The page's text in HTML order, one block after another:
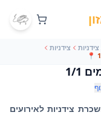
צידניות
📍
1/1 להשכרה, השכרת צידניות לאירועים